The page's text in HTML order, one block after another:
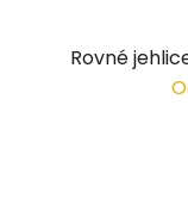
Rovné